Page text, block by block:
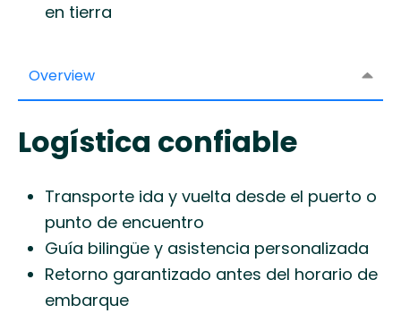
en tierra
Overview
Logística confiable
Transporte ida y vuelta desde el puerto o
punto de encuentro
Guía bilingüe y asistencia personalizada
Retorno garantizado antes del horario de
embarque